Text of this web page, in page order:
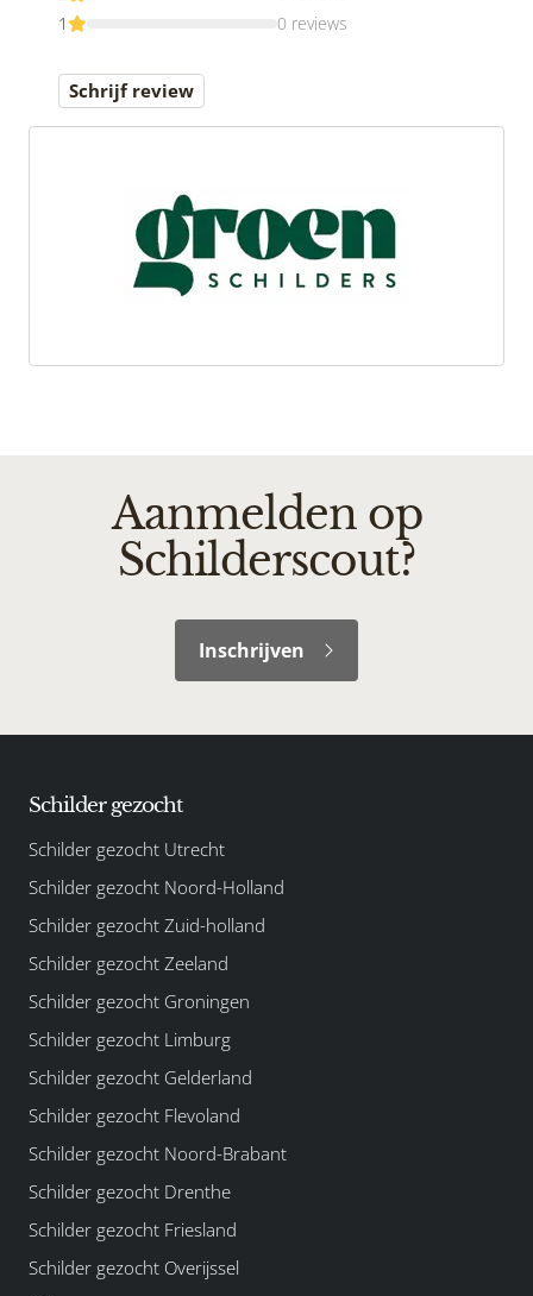
1
0 reviews
Schrijf review
Aanmelden op
Schilderscout?
Inschrijven
Schilder gezocht
Schilder gezocht Utrecht
Schilder gezocht Noord-Holland
Schilder gezocht Zuid-holland
Schilder gezocht Zeeland
Schilder gezocht Groningen
Schilder gezocht Limburg
Schilder gezocht Gelderland
Schilder gezocht Flevoland
Schilder gezocht Noord-Brabant
Schilder gezocht Drenthe
Schilder gezocht Friesland
Schilder gezocht Overijssel